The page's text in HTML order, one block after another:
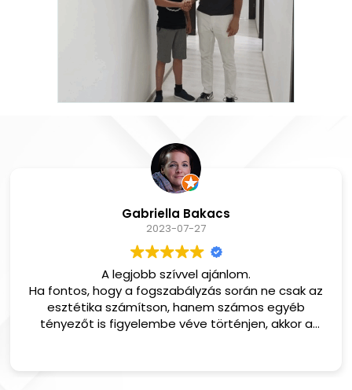
Gabriella Bakacs
A legjobb szívvel ajánlom.
hogy a fogszabályzás során ne csak az
számítson, hanem számos egyéb
is figyelembe véve történjen, akkor a
made the
and both
They